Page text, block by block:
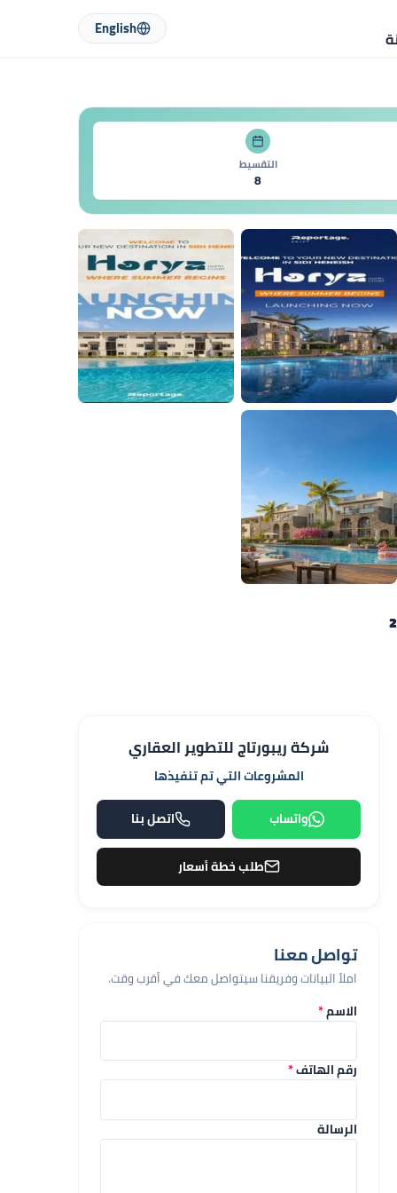
English
التقسيط
8
شركة ريبورتاج للتطوير العقاري
المشروعات التي تم تنفيذها
واتساب
اتصل بنا
طلب خطة أسعار
تواصل معنا
املأ البيانات وفريقنا سيتواصل معك في أقرب وقت.
الاسم*
رقم الهاتف*
الرسالة